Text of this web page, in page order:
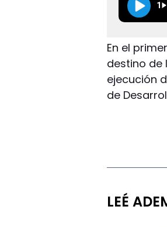
1
En el
destino de
ejecución
de
LEÉ